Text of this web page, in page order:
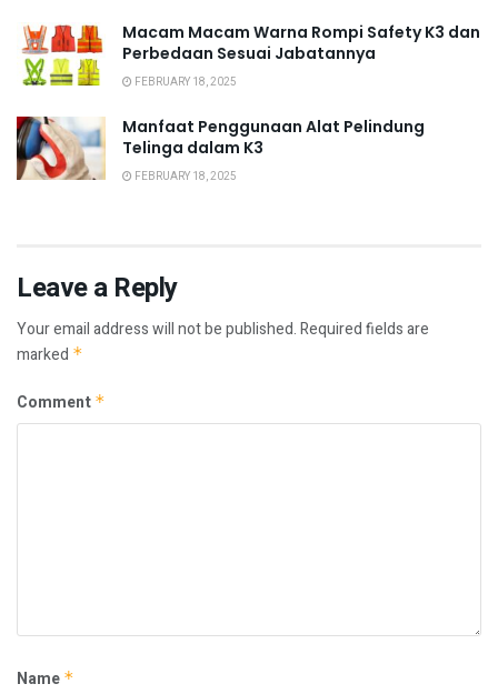
Macam Macam Warna Rompi Safety K3 dan
Perbedaan Sesuai Jabatannya
FEBRUARY 18, 2025
Manfaat Penggunaan Alat Pelindung
Telinga dalam K3
FEBRUARY 18, 2025
Leave a Reply
Your email address will not be published.Required fields are
marked *
Comment *
Name *